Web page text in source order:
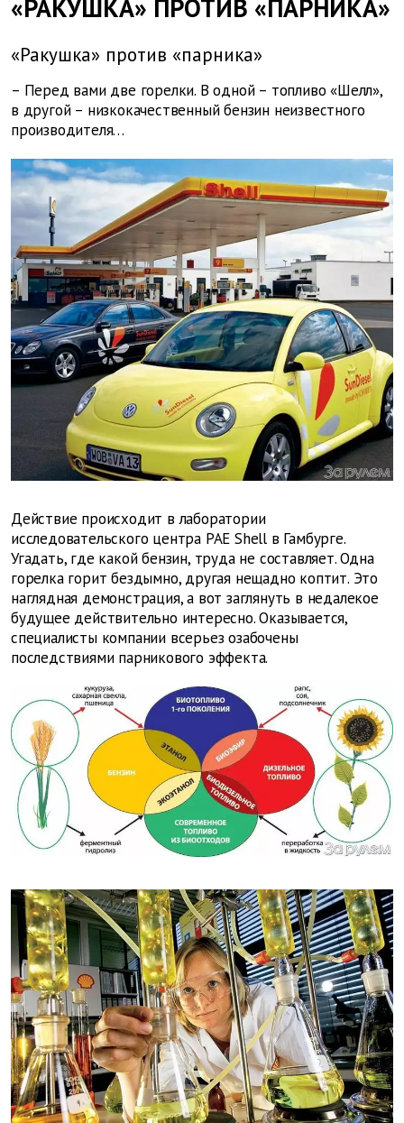
«РАКУШКА» ПРОТИВ «ПАРНИКА»
«Ракушка» против «парника»
– Перед вами две горелки. В одной – топливо «Шелл»,
в другой – низкокачественный бензин неизвестного
производителя…
Действие происходит в лаборатории
исследовательского центра PAE Shell в Гамбурге.
Угадать, где какой бензин, труда не составляет. Одна
горелка горит бездымно, другая нещадно коптит. Это
наглядная демонстрация, а вот заглянуть в недалекое
будущее действительно интересно. Оказывается,
специалисты компании всерьез озабочены
последствиями парникового эффекта.